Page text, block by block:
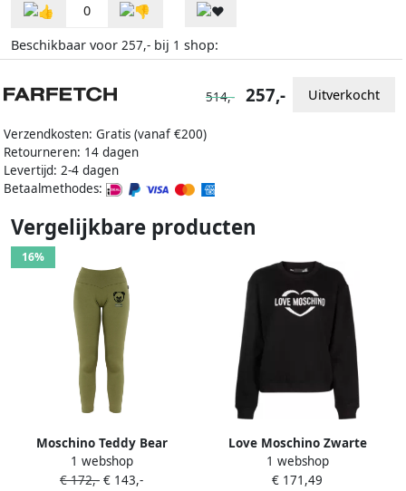
0
Beschikbaar voor 257,- bij 1 shop:
Verzendkosten: Gratis (vanaf €200)
Retourneren: 14 dagen
Levertijd: 2-4 dagen
Betaalmethodes:
514,- 257,- Uitverkocht
Vergelijkbare producten
16%
Moschino Teddy Bear
legging Groen
1 webshop
€ 172,- € 143,-
Love Moschino Zwarte
Katoenen Sweatshirt met
Inlay Black Dames
1 webshop
€ 171,49